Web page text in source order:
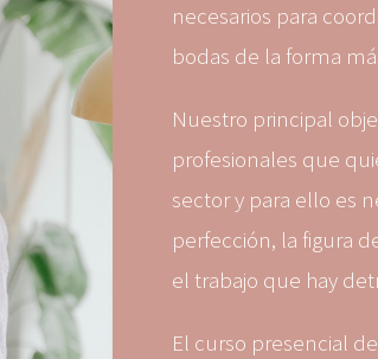
necesarios para
bodas de la forma
Nuestro principal
profesionales que
sector y para ello es
perfección, la figura
el trabajo que hay
El curso presencial